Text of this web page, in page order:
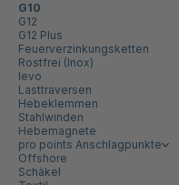
G10
G12
G12 Plus
Feuerverzinkungsketten
Rostfrei (Inox)
levo
Lasttraversen
Hebeklemmen
Stahlwinden
Hebemagnete
pro points Anschlagpunkte
Offshore
Schäkel